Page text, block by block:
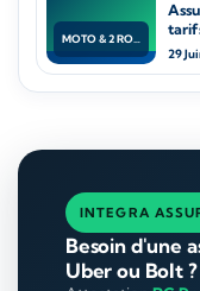
29
INTEGRA
Besoin d'une
Uber ou Bolt ?